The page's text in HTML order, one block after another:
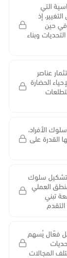
التي
إذ
في حين
وبناء
عناصر
الحضارة
الأفراد،
القدرة على
لتشكيل سلوك
العملي
تبني
فعّال يُسهم
المجالات